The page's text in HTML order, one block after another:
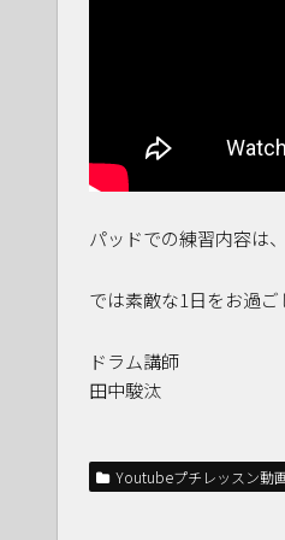
パッドでの練習内容は
では素敵な1日をお過ご
ドラム講師
田中駿汰
Youtubeプチレッスン動